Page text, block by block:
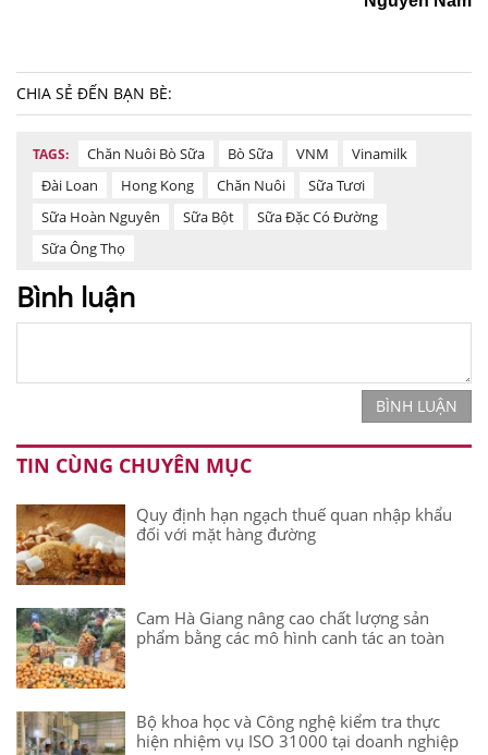
CHIA SẺ ĐẾN BẠN BÈ:
TAGS: Chăn Nuôi Bò Sữa Bò Sữa VNM
Vinamilk
Đài Loan
Hong Kong Chăn Nuôi
Sữa Tươi
Sữa Hoàn Nguyên
Sữa Bột
Sữa Đặc Có Đường
Sữa Ông Thọ
Bình luận
BÌNH LUẬN
TIN CÙNG CHUYÊN MỤC
Quy định hạn ngạch thuế quan nhập khẩu
đối với mặt hàng đường
Cam Hà Giang nâng cao chất lượng sản
phẩm bằng các mô hình canh tác an toàn
Bộ khoa học và Công nghệ kiểm tra thực
hiện nhiệm vụ ISO 31000 tại doanh nghiệp